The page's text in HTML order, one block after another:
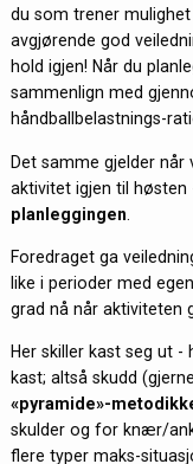
du som trener
avgjørende god
hold igjen! Når du
sammenlign med
håndballbelastnings-
Det samme gjelder når
aktivitet igjen til høsten
planleggingen
Foredraget ga
like i perioder med
grad nå når aktiviteten
Her skiller kast seg ut
kast; altså skudd
«pyramide»-
skulder og for knær/
flere typer maks-